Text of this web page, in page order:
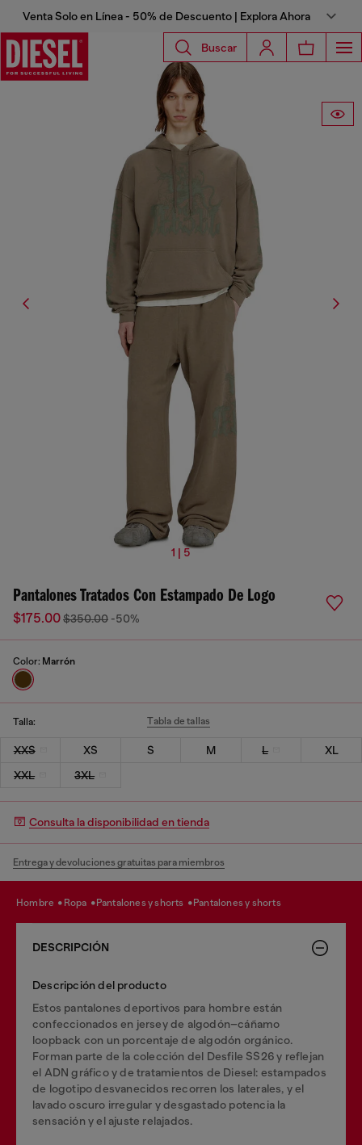
Venta Solo en Línea - 50% de Descuento | Explora Ahora
Buscar
1 | 5
Pantalones Tratados Con Estampado De Logo
$175.00$350.00 -50%
Color: Marrón
Talla: Tabla de tallas
XXS XS S M L
XL
XXL
3XL
Consulta la disponibilidad en tienda
Entrega y devoluciones gratuitas para miembros
hombre ropa pantalones y shorts pantalones y shorts
DESCRIPCIÓN
Descripción del producto
Estos pantalones deportivos para hombre están
confeccionados en jersey de algodón–cáñamo
loopback con un porcentaje de algodón orgánico.
Forman parte de la colección del Desfile SS26 y reflejan
el ADN gráfico y de tratamientos de Diesel: estampados
de logotipo desvanecidos recorren los laterales, y el
lavado oscuro irregular y desgastado potencia la
sensación y el ajuste relajados.